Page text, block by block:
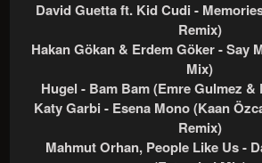
David Guetta ft. Kid Cudi -
Remix)
Hakan Gökan & Erdem Göker - Say
Mix)
Hugel - Bam Bam (Emre Gulmez &
Katy Garbi - Esena Mono (Kaan
Remix)
Mahmut Orhan, People Like Us -